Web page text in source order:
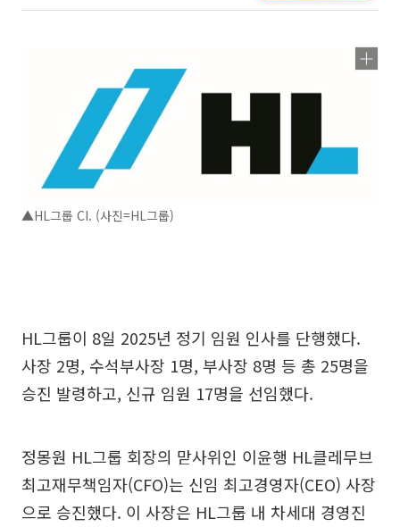
▲HL그룹 CI. (사진=HL그룹)
HL그룹이 8일 2025년 정기 임원 인사를 단행했다.
사장 2명, 수석부사장 1명, 부사장 8명 등 총 25명을
승진 발령하고, 신규 임원 17명을 선임했다.
정몽원 HL그룹 회장의 맏사위인 이윤행 HL클레무브
최고재무책임자(CFO)는 신임 최고경영자(CEO) 사장
으로 승진했다. 이 사장은 HL그룹 내 차세대 경영진